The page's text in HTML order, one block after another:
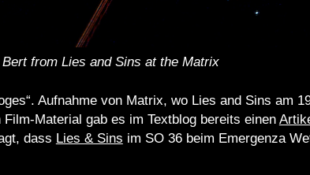
from Lies and Sins at the Matrix
Aufnahme von Matrix, wo Lies and Sins am
Material gab es im Textblog bereits einen
dass Lies & Sins im SO 36 beim Emergenza